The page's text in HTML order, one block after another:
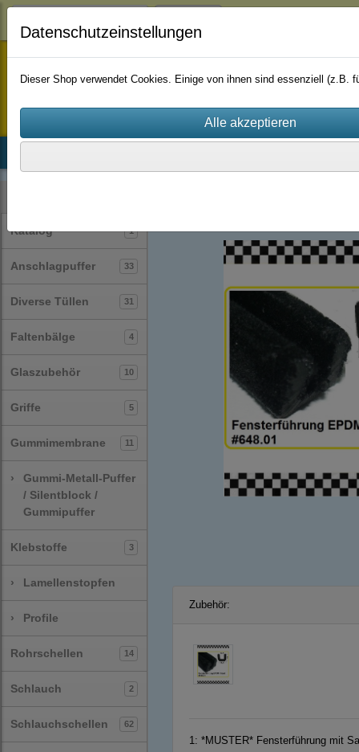
staufenbiel-berlin
Katalog 1
Anschlagpuffer 33
Diverse Tüllen 31
Faltenbälge 4
Glaszubehör 10
Griffe 5
Gummimembrane 11
›
Gummi-Metall-Puffer
/ Silentblock /
Gummipuffer
Klebstoffe 3
› Lamellenstopfen
› Profile
Rohrschellen 14
Schlauch 2
Schlauchschellen 62
Zubehör:
1: *MUSTER* Fensterführung mit
Datenschutzeinstellungen
Dieser Shop verwendet Cookies. Einige von ihnen sind essenziell (z.B.